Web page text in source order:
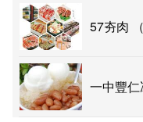
57夯肉
一中豐仁